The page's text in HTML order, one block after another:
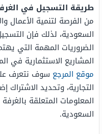
طريقة التسجيل في
من الفرصة لتنمية الأعمال
السعودية، لذلك فإن
الضروريات المهمة التي
المشاريع الاستثمارية في
موقع المرجع سوف نتعرف
التجارية، وتحديد
المعلومات المتعلقة
السعودية.